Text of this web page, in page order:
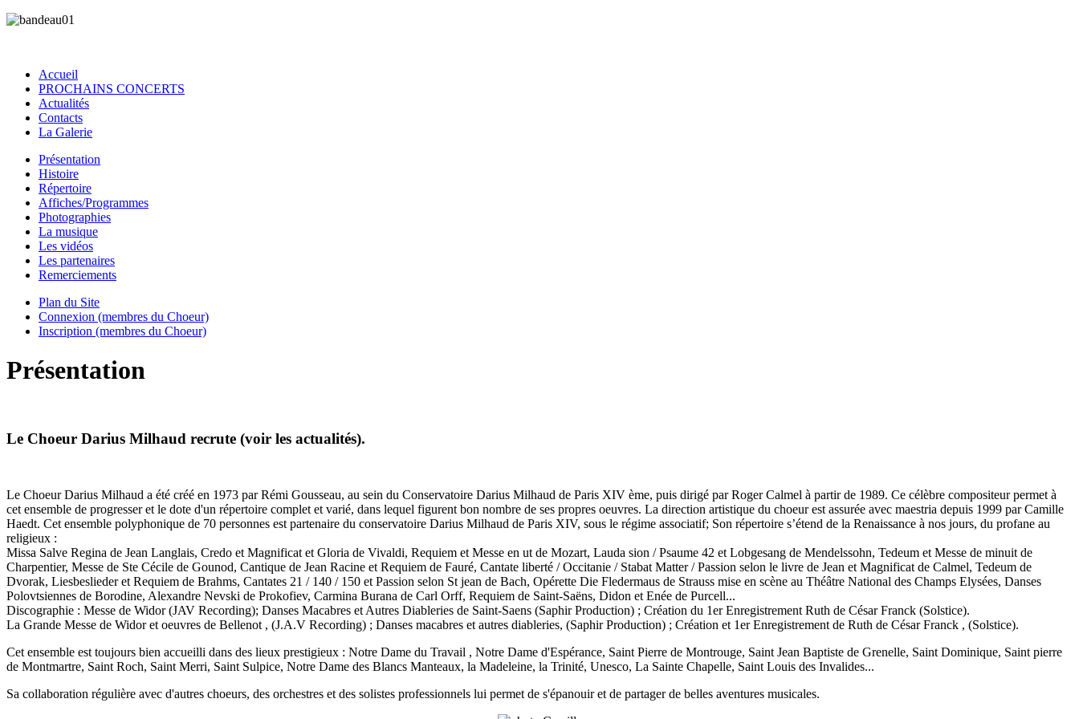
Accueil
PROCHAINS CONCERTS
Actualités
Contacts
La Galerie
Présentation
Histoire
Répertoire
Affiches/Programmes
Photographies
La musique
Les vidéos
Les partenaires
Remerciements
Plan du Site
Connexion (membres du Choeur)
Inscription (membres du Choeur)
Présentation
Le Choeur Darius Milhaud recrute (voir les actualités).
Le Choeur Darius Milhaud a été créé en 1973 par Rémi Gousseau, au sein du Conservatoire Darius Milhaud de Paris XIV ème, puis dirigé par Roger Calmel à partir de 1989. Ce célèbre compositeur permet à
cet ensemble de progresser et le dote d'un répertoire complet et varié, dans lequel figurent bon nombre de ses propres oeuvres. La direction artistique du choeur est assurée avec maestria depuis 1999 par Camille
Haedt. Cet ensemble polyphonique de 70 personnes est partenaire du conservatoire Darius Milhaud de Paris XIV, sous le régime associatif; Son répertoire s’étend de la Renaissance à nos jours, du profane au
religieux :
Missa Salve Regina de Jean Langlais, Credo et Magnificat et Gloria de Vivaldi, Requiem et Messe en ut de Mozart, Lauda sion / Psaume 42 et Lobgesang de Mendelssohn, Tedeum et Messe de minuit de
Charpentier, Messe de Ste Cécile de Gounod, Cantique de Jean Racine et Requiem de Fauré, Cantate liberté / Occitanie / Stabat Matter / Passion selon le livre de Jean et Magnificat de Calmel, Tedeum de
Dvorak, Liesbeslieder et Requiem de Brahms, Cantates 21 / 140 / 150 et Passion selon St jean de Bach, Opérette Die Fledermaus de Strauss mise en scène au Théâtre National des Champs Elysées, Danses
Polovtsiennes de Borodine, Alexandre Nevski de Prokofiev, Carmina Burana de Carl Orff, Requiem de Saint-Saëns, Didon et Enée de Purcell...
Discographie : Messe de Widor (JAV Recording); Danses Macabres et Autres Diableries de Saint-Saens (Saphir Production) ; Création du 1er Enregistrement Ruth de César Franck (Solstice).
La Grande Messe de Widor et oeuvres de Bellenot , (J.A.V Recording) ; Danses macabres et autres diableries, (Saphir Production) ; Création et 1er Enregistrement de Ruth de César Franck , (Solstice).
Cet ensemble est toujours bien accueilli dans des lieux prestigieux : Notre Dame du Travail , Notre Dame d'Espérance, Saint Pierre de Montrouge, Saint Jean Baptiste de Grenelle, Saint Dominique, Saint pierre
de Montmartre, Saint Roch, Saint Merri, Saint Sulpice, Notre Dame des Blancs Manteaux, la Madeleine, la Trinité, Unesco, La Sainte Chapelle, Saint Louis des Invalides...
Sa collaboration régulière avec d'autres choeurs, des orchestres et des solistes professionnels lui permet de s'épanouir et de partager de belles aventures musicales.